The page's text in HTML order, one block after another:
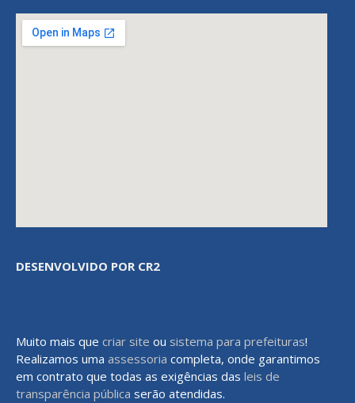
DESENVOLVIDO POR CR2
Muito mais que criar site ou sistema para prefeituras!
Realizamos uma assessoria completa, onde garantimos
em contrato que todas as exigências das leis de
transparência pública serão atendidas.